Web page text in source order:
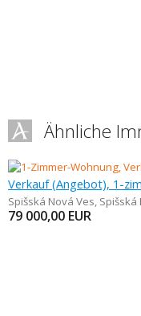
Ähnliche
Verkauf (Angebot), 1-
Spišská Nová Ves, Spišská
79 000,00 EUR